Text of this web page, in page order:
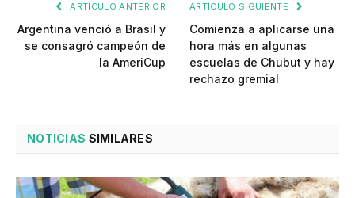
ARTÍCULO ANTERIOR
Argentina venció a Brasil y
se consagró campeón de
la AmeriCup
ARTÍCULO SIGUIENTE
Comienza a aplicarse una
hora más en algunas
escuelas de Chubut y hay
rechazo gremial
NOTICIAS SIMILARES